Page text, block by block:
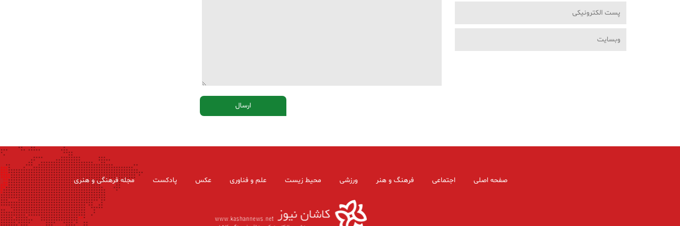
صفحه اصلی اجتماعی فرهنگ و هنر ورزشی محیط زیست علم و فناوری عکس پادکست مجله فرهنگی و هنری